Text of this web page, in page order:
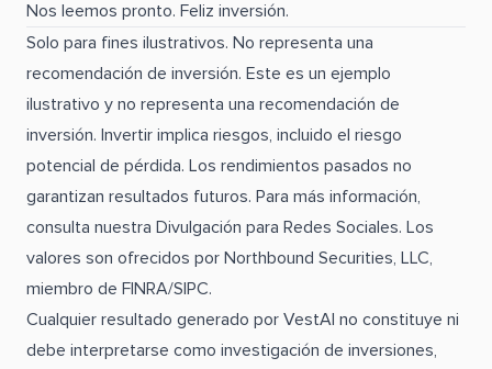
Nos leemos pronto. Feliz inversión.
Solo para fines ilustrativos. No representa una
recomendación de inversión. Este es un ejemplo
ilustrativo y no representa una recomendación de
inversión. Invertir implica riesgos, incluido el riesgo
potencial de pérdida. Los rendimientos pasados no
garantizan resultados futuros. Para más información,
consulta nuestra Divulgación para Redes Sociales. Los
valores son ofrecidos por Northbound Securities, LLC,
miembro de FINRA/SIPC.
Cualquier resultado generado por VestAI no constituye ni
debe interpretarse como investigación de inversiones,